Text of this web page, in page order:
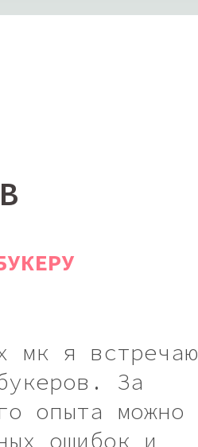
мк я встречаю
За
опыта можно
ошибок и